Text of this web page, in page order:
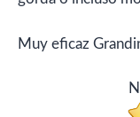
Muy eficaz